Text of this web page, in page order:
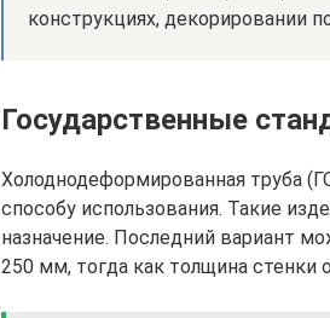
конструкциях, декорировании
Государственные
Холоднодеформированная труба
способу использования. Такие
назначение. Последний вариант
250 мм, тогда как толщина